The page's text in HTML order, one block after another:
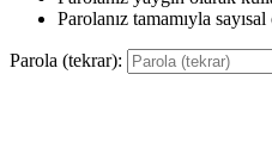
Parolanız tamamıyla
Parola (tekrar):